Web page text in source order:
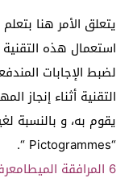
يتعلق الأمر هنا
استعمال هذه
لضبط الإجابات
التقنية أثناء إنجاز
يقوم به، و بالنسبة
“Pictogrammes “.
6